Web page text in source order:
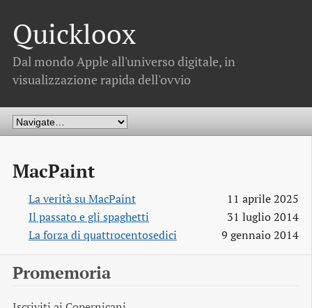
Quickloox
Dal mondo Apple all'universo digitale, in
visualizzazione rapida dell'ovvio
MacPaint
La verità su MacPaint
11 aprile 2025
Il passato e gli spaghetti
31 luglio 2014
La forza di quattrocentosedici
9 gennaio 2014
Promemoria